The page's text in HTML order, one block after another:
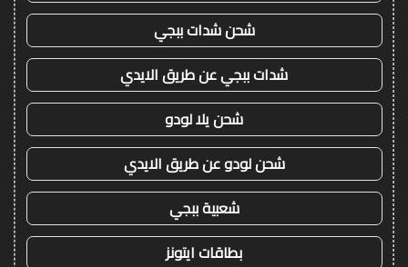
شحن شدات ببجي
شدات ببجي عن طريق الايدي
شحن يلا لودو
شحن لودو عن طريق الايدي
شعبية ببجي
بطاقات ايتونز